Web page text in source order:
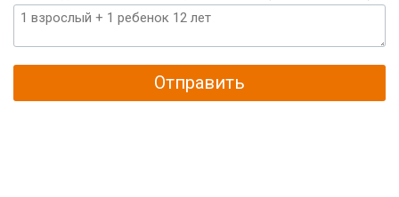
Отправить